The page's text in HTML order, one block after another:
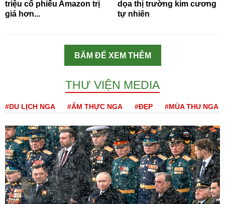
triệu cổ phiếu Amazon trị
giá hơn...
dọa thị trường kim cương
tự nhiên
BẤM ĐỂ XEM THÊM
THƯ VIỆN MEDIA
#DU LỊCH NGA #ẨM THỰC NGA #ĐẸP #MÙA THU NGA